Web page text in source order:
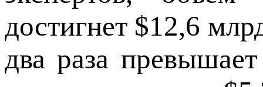
достигнет $12,6
два раза